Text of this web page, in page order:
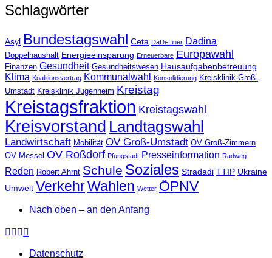
Schlagwörter
Asyl Bundestagswahl Ceta DaDi-Liner Dadina
Doppelhaushalt Energieeinsparung Erneuerbare Europawahl
Finanzen Gesundheit Gesundheitswesen Hausaufgabenbetreuung
Klima Koalitionsvertrag Kommunalwahl Konsolidierung Kreisklinik Groß-
Umstadt Kreisklinik Jugenheim Kreistag
Kreistagsfraktion Kreistagswahl
Kreisvorstand Landtagswahl
Landwirtschaft Mobilität OV Groß-Umstadt OV Groß-Zimmern
OV Messel OV Roßdorf Pfungstadt Presseinformation Radweg
Reden Robert Ahrnt Schule Soziales Stradadi TTIP Ukraine
Umwelt VerkehrWahlen Wetter ÖPNV
Nach oben – an den Anfang
Datenschutz